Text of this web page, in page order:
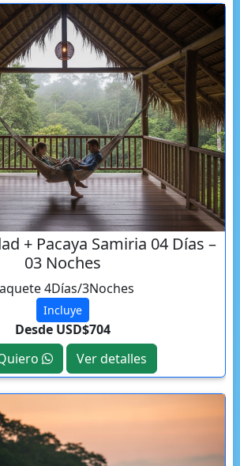
+ Pacaya Samiria 04 Días –
03 Noches
4Días/3Noches
Incluye
Desde USD$704
Ver detalles